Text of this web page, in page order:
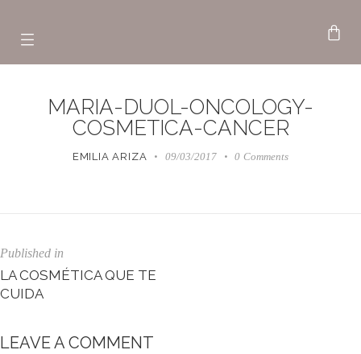
MARIA-DUOL-ONCOLOGY-
COSMETICA-CANCER
EMILIA ARIZA 09/03/2017 0 Comments
Published in
LA COSMÉTICA QUE TE
CUIDA
LEAVE A COMMENT